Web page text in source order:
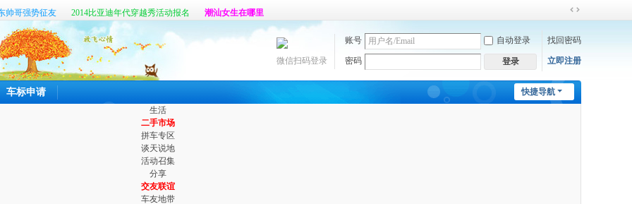
切
换
到
宽
账号 自动登录 找回密码
密码 登录 立即注册
微信扫码登录
快捷导航
车标申请
生活
二手市场
拼车专区
谈天说地
活动召集
分享
交友联谊
车友地带
帅哥强势征友
2014比亚迪年代穿越秀活动报名
潮汕女生在哪里
真心寻找那个她 六百公里最新客户端开放体验啦